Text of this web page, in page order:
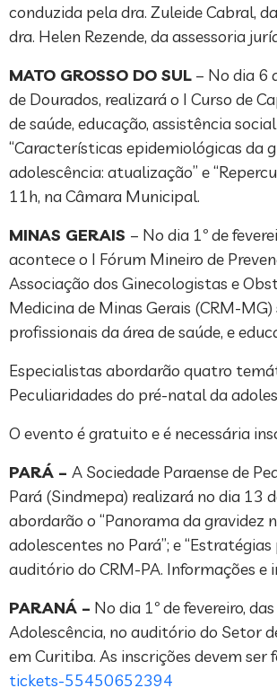
conduzida pela dra. Zuleide Cabral,
dra. Helen Rezende, da assessoria
MATO GROSSO DO SUL – No dia 6
de Dourados, realizará o I Curso de
de saúde, educação, assistência
“Características epidemiológicas da
adolescência: atualização” e
11h, na Câmara Municipal.
MINAS GERAIS – No dia 1º de
acontece o I Fórum Mineiro de
Associação dos Ginecologistas e
Medicina de Minas Gerais (CRM-
profissionais da área de saúde, e
Especialistas abordarão quatro
Peculiaridades do pré-natal da
O evento é gratuito e é necessária
PARÁ – A Sociedade Paraense de
Pará (Sindmepa) realizará no dia 13
abordarão o “Panorama da gravidez
adolescentes no Pará”; e
auditório do CRM-PA. Informações
PARANÁ – No dia 1º de fevereiro,
Adolescência, no auditório do Setor
em Curitiba. As inscrições devem ser
tickets-55450652394